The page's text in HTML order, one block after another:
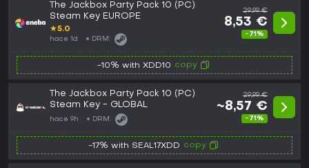
The Jackbox Party Pack 10 (PC)
Steam Key EUROPE
★5.0
hace 1d DRM:
29,99 €
8,53 €
-71%
-10% with XDD10 copy
The Jackbox Party Pack 10 (PC)
Steam Key - GLOBAL
hace 9h DRM:
29,99 €
~8,57 €
-71%
-17% with SEAL17XDD copy